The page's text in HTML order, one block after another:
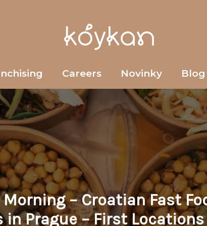
Careers Novinky Blog
Morning – Croatian Fast
in Prague – First Locations